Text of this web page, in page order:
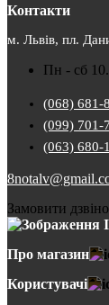
Контакти
м. Львів, пл.
Пн - сб
(068) 681-
(099) 701-
(063) 680-
Замовити
Про магазин
Користувачі